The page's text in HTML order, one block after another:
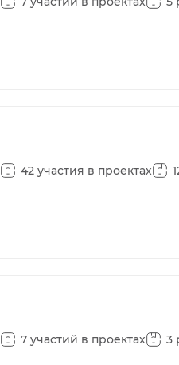
42 участия в проектах
7 участий в проектах 3